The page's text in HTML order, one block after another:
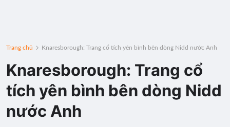
Trang chủ Knaresborough: Trang cổ tích yên bình bên dòng Nidd nước Anh
Knaresborough: Trang cổ
tích yên bình bên dòng Nidd
nước Anh